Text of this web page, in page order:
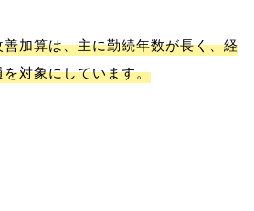
加算は、主に勤続年数が長く、経
対象にしています。